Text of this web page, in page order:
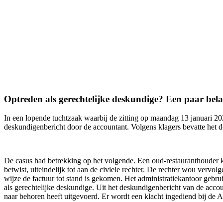
Optreden als gerechtelijke deskundige? Een paar
In een lopende tuchtzaak waarbij de zitting op maandag 13 januari
deskundigenbericht door de accountant. Volgens klagers bevatte
De casus had betrekking op het volgende. Een oud-
betwist, uiteindelijk tot aan de civiele rechter. De rechter wou
wijze de factuur tot stand is gekomen. Het administratiekantoor
als gerechtelijke deskundige. Uit het deskundigenbericht van de
naar behoren heeft uitgevoerd. Er wordt een klacht ingediend bij de